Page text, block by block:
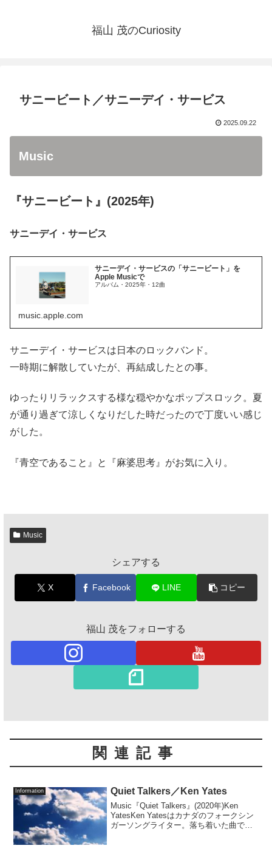
福山 茂のCuriosity
サニービート／サニーデイ・サービス
2025.09.22
Music
『サニービート』(2025年)
サニーデイ・サービス
サニーデイ・サービスの「サニービート」を
Apple Musicで
アルバム・2025年・12曲
music.apple.com
サニーデイ・サービスは日本のロックバンド。
一時期に解散していたが、再結成したとの事。
ゆったりリラックスする様な穏やかなポップスロック。夏
が通り過ぎて涼しくなりだした時だったので丁度いい感じ
がした。
『青空であること』と『麻婆思考』がお気に入り。
Music
シェアする
X Facebook LINE コピー
福山 茂をフォローする
関連記事
Information Quiet Talkers／Ken Yates
Music『Quiet Talkers』(2020年)Ken
YatesKen Yatesはカナダのフォークシン
ガーソングライター。落ち着いた曲でゆ